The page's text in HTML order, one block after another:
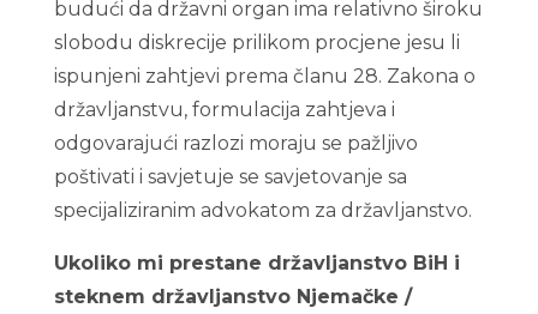
budući da državni organ ima relativno široku
slobodu diskrecije prilikom procjene jesu li
ispunjeni zahtjevi prema članu 28. Zakona o
državljanstvu, formulacija zahtjeva i
odgovarajući razlozi moraju se pažljivo
poštivati i savjetuje se savjetovanje sa
specijaliziranim advokatom za državljanstvo.
Ukoliko mi prestane državljanstvo BiH i
steknem državljanstvo Njemačke /